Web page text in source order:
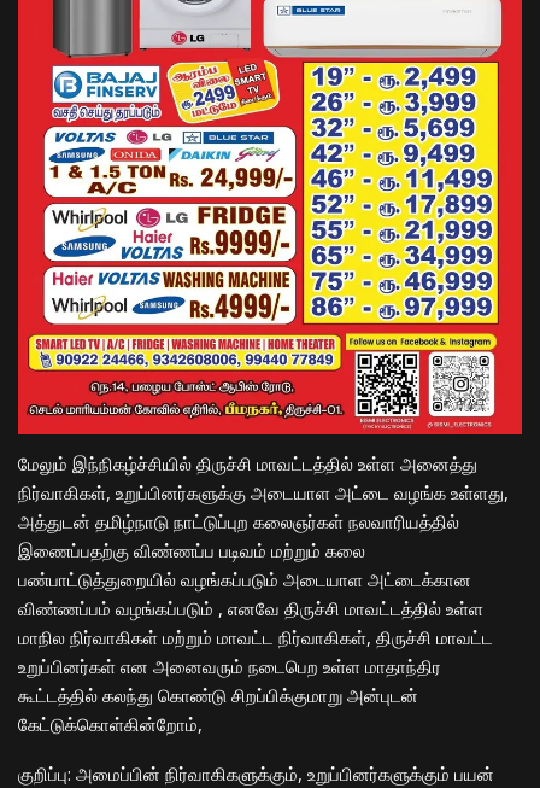
மேலும் இந்நிகழ்ச்சியில் திருச்சி மாவட்டத்தில் உள்ள அனைத்து
நிர்வாகிகள், உறுப்பினர்களுக்கு அடையாள அட்டை வழங்க உள்ளது,
அத்துடன் தமிழ்நாடு நாட்டுப்புற கலைஞர்கள் நலவாரியத்தில்
இணைப்பதற்கு விண்ணப்ப படிவம் மற்றும் கலை
பண்பாட்டுத்துறையில் வழங்கப்படும் அடையாள அட்டைக்கான
விண்ணப்பம் வழங்கப்படும் , எனவே திருச்சி மாவட்டத்தில் உள்ள
மாநில நிர்வாகிகள் மற்றும் மாவட்ட நிர்வாகிகள், திருச்சி மாவட்ட
உறுப்பினர்கள் என அனைவரும் நடைபெற உள்ள மாதாந்திர
கூட்டத்தில் கலந்து கொண்டு சிறப்பிக்குமாறு அன்புடன்
கேட்டுக்கொள்கின்றோம்,
குறிப்பு: அமைப்பின் நிர்வாகிகளுக்கும், உறுப்பினர்களுக்கும் பயன்